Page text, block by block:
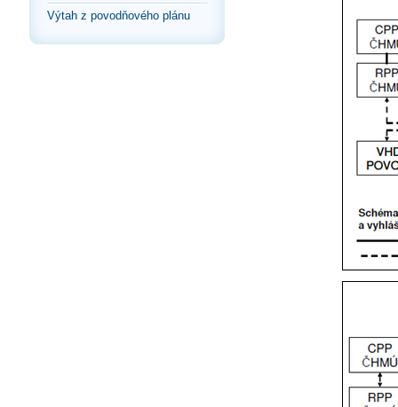
Výtah z povodňového plánu